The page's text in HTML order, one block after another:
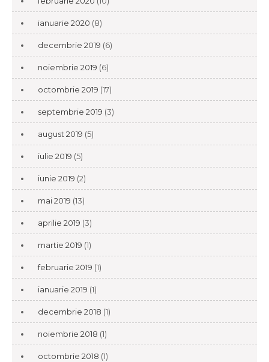
ianuarie 2020 (8)
decembrie 2019 (6)
noiembrie 2019 (6)
octombrie 2019 (17)
septembrie 2019 (3)
august 2019 (5)
iulie 2019 (5)
iunie 2019 (2)
mai 2019 (13)
aprilie 2019 (3)
martie 2019 (1)
februarie 2019 (1)
ianuarie 2019 (1)
decembrie 2018 (1)
noiembrie 2018 (1)
octombrie 2018 (1)